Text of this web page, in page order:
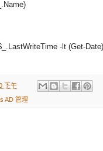
-lt (Get-
下午
AD 管理